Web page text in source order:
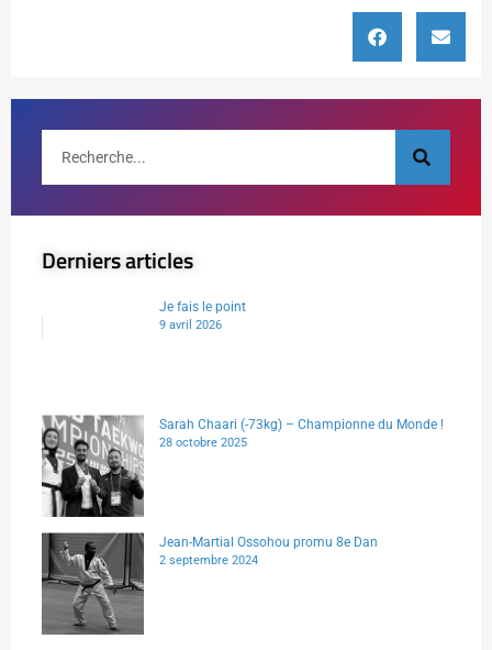
Derniers articles
Je fais le point
9 avril 2026
Sarah Chaari (-73kg) – Championne du Monde !
28 octobre 2025
Jean-Martial Ossohou promu 8e Dan
2 septembre 2024